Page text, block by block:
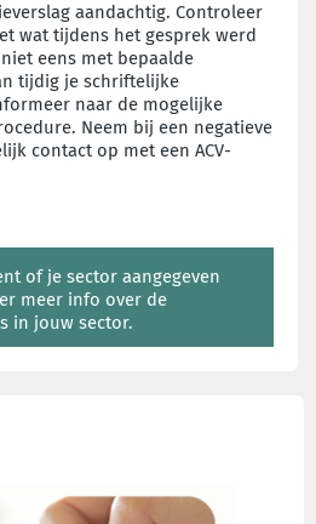
aandachtig. Controleer
wat tijdens het gesprek werd
eens met bepaalde
tijdig je schriftelijke
naar de mogelijke
Neem bij een negatieve
contact op met een ACV-
of je sector aangegeven
meer info over de
in jouw sector.